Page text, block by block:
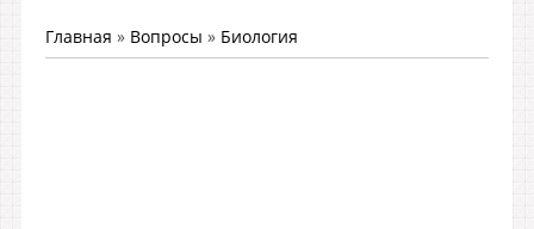
Главная » Вопросы » Биология